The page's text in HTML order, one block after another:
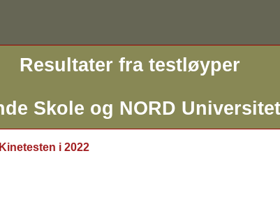
Resultater fra testløyper
Skole og NORD
i 2022